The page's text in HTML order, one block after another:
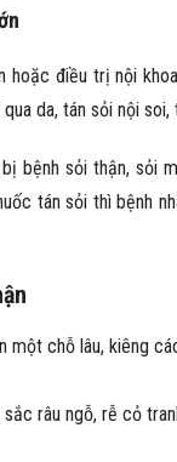
hoặc điều trị nội
da, tán sỏi nội
bệnh sỏi thận, sỏi
tán sỏi thì bệnh
một chỗ lâu, kiêng
râu ngỗ, rễ cỏ